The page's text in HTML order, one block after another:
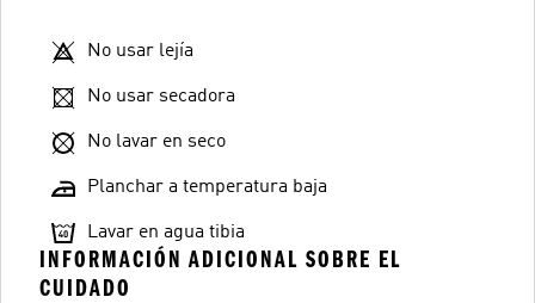
No usar lejía
No usar secadora
No lavar en seco
Planchar a temperatura baja
Lavar en agua tibia
INFORMACIÓN ADICIONAL SOBRE EL
CUIDADO